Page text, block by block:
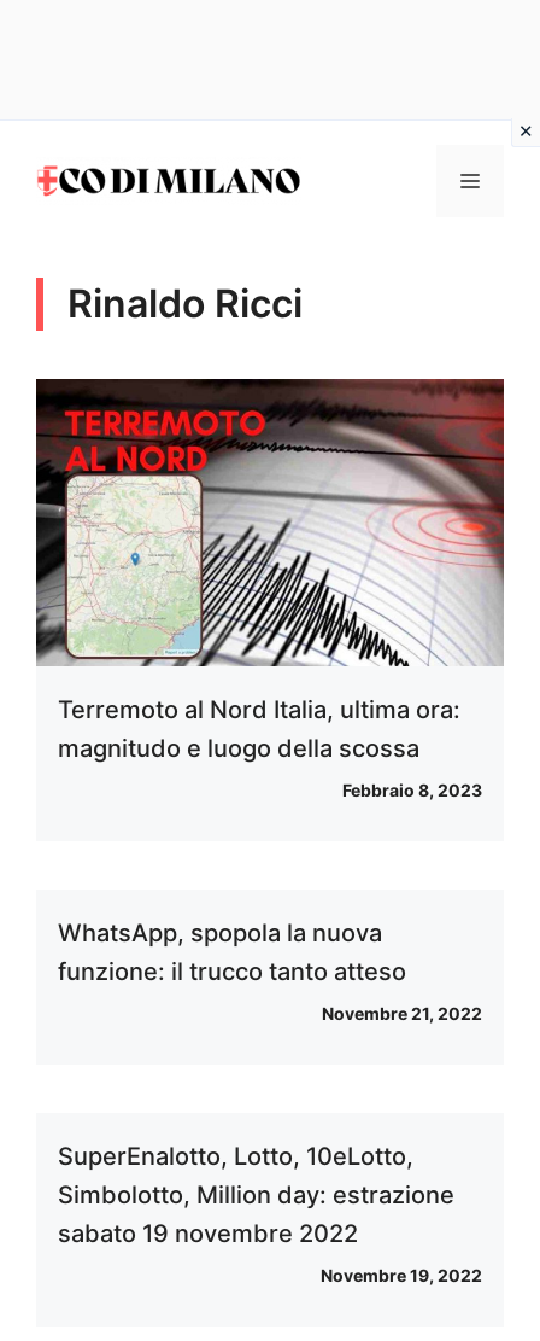
MENU
Rinaldo Ricci
Terremoto al Nord Italia, ultima ora:
magnitudo e luogo della scossa
Febbraio 8, 2023
WhatsApp, spopola la nuova
funzione: il trucco tanto atteso
Novembre 21, 2022
SuperEnalotto, Lotto, 10eLotto,
Simbolotto, Million day: estrazione
sabato 19 novembre 2022
Novembre 19, 2022